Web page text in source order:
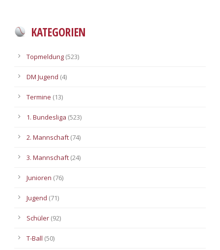
KATEGORIEN
Topmeldung (523)
DM Jugend (4)
Termine (13)
1. Bundesliga (523)
2. Mannschaft (74)
3. Mannschaft (24)
Junioren (76)
Jugend (71)
Schüler (92)
T-Ball (50)